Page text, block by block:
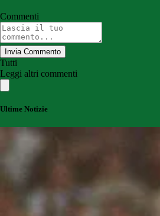
Commenti
Invia Commento
Tutti
Leggi altri commenti
Ultime Notizie